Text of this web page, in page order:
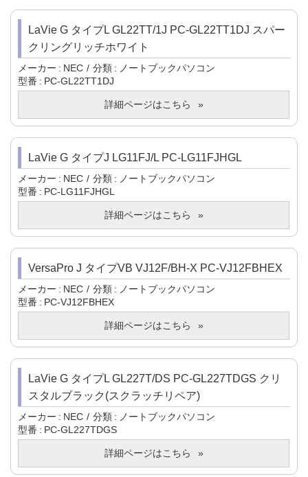
LaVie G タイプL GL22TT/1J PC-GL22TT1DJ スパー
クリングリッチホワイト
メーカー NEC 分類
ノートブックパソコン
型番
PC-GL22TT1DJ
詳細ページはこちら
LaVie G タイプJ LG11FJ/L PC-LG11FJHGL
メーカー NEC 分類
ノートブックパソコン
型番
PC-LG11FJHGL
詳細ページはこちら
VersaPro J タイプVB VJ12F/BH-X PC-VJ12FBHEX
メーカー NEC 分類
ノートブックパソコン
型番
PC-VJ12FBHEX
詳細ページはこちら
LaVie G タイプL GL227T/DS PC-GL227TDGS クリ
スタルブラック(スクラッチリペア)
メーカー NEC 分類
ノートブックパソコン
型番
PC-GL227TDGS
詳細ページはこちら